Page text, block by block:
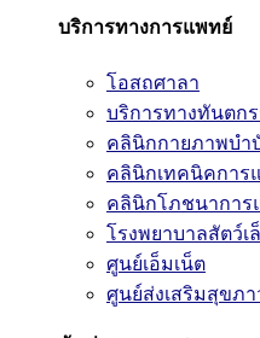
บริการทางการแพทย์
โอสถศาลา
บริการทางทันตก
คลินิกกายภาพบำ
คลินิกเทคนิคการ
คลินิกโภชนาการ
โรงพยาบาลสัตว์เ
ศูนย์เอ็มเน็ต
ศูนย์ส่งเสริมสุขภา